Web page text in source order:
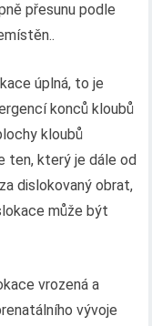
přesunu podle
úplná, to je
konců kloubů
kloubů
ten, který je dále od
dislokovaný obrat,
může být
vrozená a
vývoje